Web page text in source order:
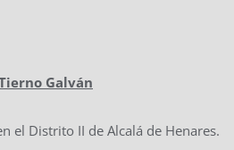
Galván
el Distrito II de Alcalá de Henares.